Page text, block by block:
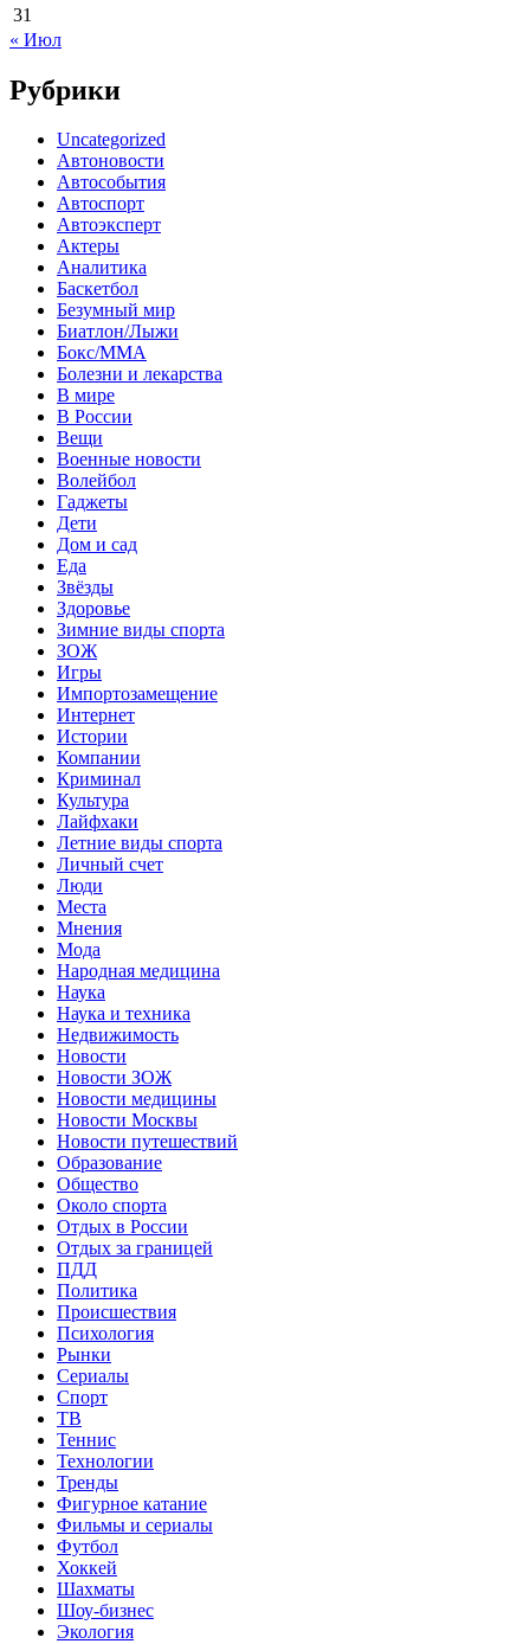
31
« Июл
Рубрики
Uncategorized
Автоновости
Автособытия
Автоспорт
Автоэксперт
Актеры
Аналитика
Баскетбол
Безумный мир
Биатлон/Лыжи
Бокс/MMA
Болезни и лекарства
В мире
В России
Вещи
Военные новости
Волейбол
Гаджеты
Дети
Дом и сад
Еда
Звёзды
Здоровье
Зимние виды спорта
ЗОЖ
Игры
Импортозамещение
Интернет
Истории
Компании
Криминал
Культура
Лайфхаки
Летние виды спорта
Личный счет
Люди
Места
Мнения
Мода
Народная медицина
Наука
Наука и техника
Недвижимость
Новости
Новости ЗОЖ
Новости медицины
Новости Москвы
Новости путешествий
Образование
Общество
Около спорта
Отдых в России
Отдых за границей
ПДД
Политика
Происшествия
Психология
Рынки
Сериалы
Спорт
ТВ
Теннис
Технологии
Тренды
Фигурное катание
Фильмы и сериалы
Футбол
Хоккей
Шахматы
Шоу-бизнес
Экология